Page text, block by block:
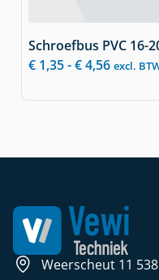
Schroefbus PVC 16-
€ 1,35-€4,56 excl.
Weerscheut 11